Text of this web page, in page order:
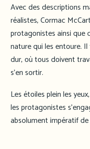
Avec des descriptions
réalistes, Cormac
protagonistes ainsi que
nature qui les entoure.
dur, où tous doivent
s’en sortir.
Les étoiles plein les
les protagonistes
absolument impératif de